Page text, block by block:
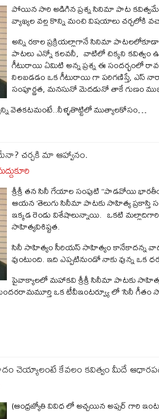
పోయిన సారి అడిగిన ప్రశ్న సినిమా పాట
వ్యాఖ్యల వల్ల కొన్ని మంచి విషయాలు చర్చలోకి
అన్ని రకాల ప్రక్రియల్లాగానే సినిమా
పాటలు ఎన్నో కలవనీ, వాటిలో చిక్కని కవిత్వం
గీటురాయి ఏమిటి అన్న ప్రశ్న ఈ సందర్భంలో
నిలబడడం ఒక గీటురాయి గా పరిగణిస్తే, ఎస్
సంపూర్ణత, మనసునో మెదడునో తాకే గుణం
వెతకటమంటే..నీళ్ళతొట్టిలో ముత్యాలకోసం…
చర్చకి మా ఆహ్వానం.
శ్రీశ్రీ తన సినీ గేయాల సంపుటి “పాడవోయి
ఆయన ‘తెలుగు సినీమా పాటకు సాహిత్య ప్రకాస్తి
ఇక్కడ రెండు విశేషాలున్నాయి. ఒకటి
సాహిత్యవిశిష్టత.
సినీ సాహిత్యం సీరియస్ సాహిత్యం కానేకాదన్న
వుంటుంది. ఇది ఎప్పటినుండో నాకు వున్న ఒక
పైవాక్యాలలో మహాకవి శ్రీశ్రీ సినీమా పాటకు సాహిత్య
ఒక టీవీఇంటర్వ్యూ లో ‘సినీ గీతం
చెయ్యాలంటే కేవలం కవిత్వం మీదే
(ఆంధ్రజ్యోతి వివిధ లో అచ్చయిన అఫ్సర్ గారి